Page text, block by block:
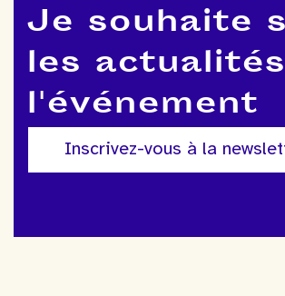
Je souhaite
les
l'événement
Inscrivez-vous à la